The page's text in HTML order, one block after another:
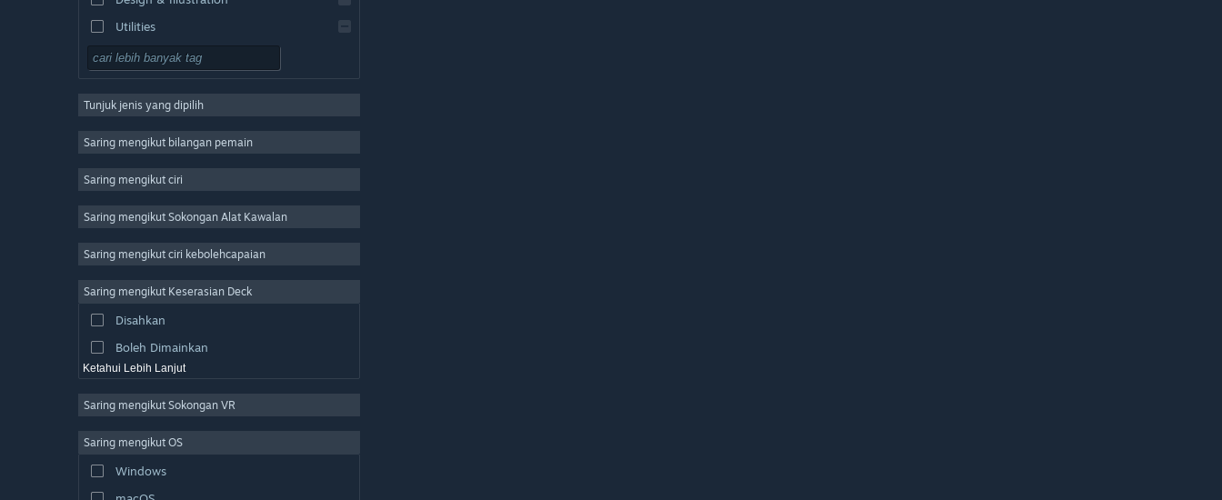
Utilities
Free to Play
Massively Multiplayer
Casual
Simulation
Video Production
Photo Editing
Tunjuk jenis yang dipilih
Saring mengikut bilangan pemain
Saring mengikut ciri
Saring mengikut Sokongan Alat Kawalan
Saring mengikut ciri kebolehcapaian
Saring mengikut Keserasian Deck
Disahkan
Boleh Dimainkan
Ketahui Lebih Lanjut
Saring mengikut Sokongan VR
Saring mengikut OS
Windows